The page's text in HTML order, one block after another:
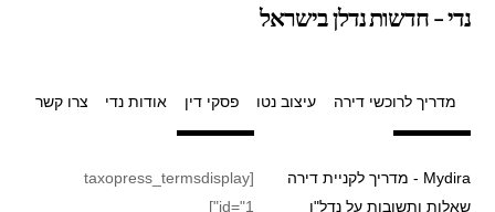
נדי - חדשות נדלן בישראל
מדריך לרוכשי דירה עיצוב נטו פסקי דין אודות נדי צרו קשר
Mydira - מדריך לקניית דירה
שאלות ותשובות על נדל"ן
[taxopress_termsdisplay
id="1"]